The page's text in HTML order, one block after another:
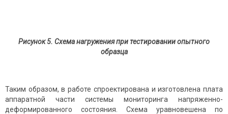
Рисунок 5. Схема нагружения при тестировании опытного
образца
Таким образом, в работе спроектирована и изготовлена плата
аппаратной части системы мониторинга напряженно-
деформированного состояния. Схема уравновешена по